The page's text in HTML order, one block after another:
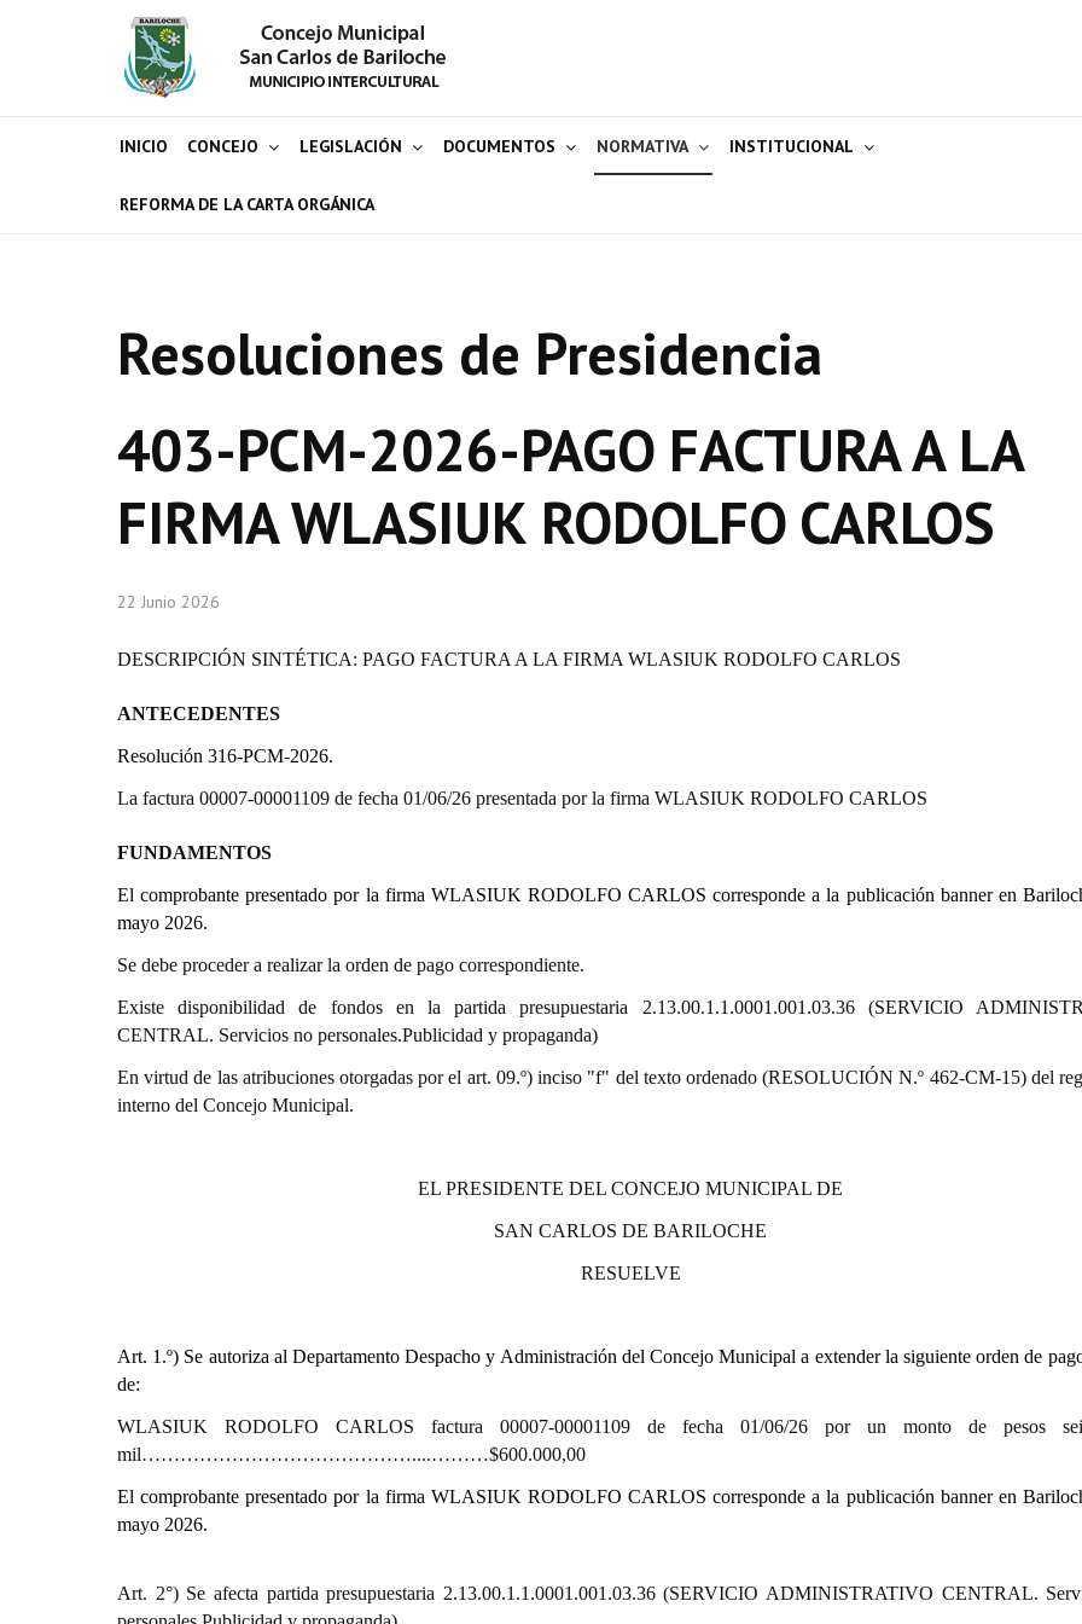
INICIO CONCEJO LEGISLACIÓN DOCUMENTOS NORMATIVA INSTITUCIONAL
REFORMA DE LA CARTA ORGÁNICA
Resoluciones de Presidencia
403-PCM-2026-PAGO FACTURA A LA
FIRMA WLASIUK RODOLFO CARLOS
22 Junio 2026
DESCRIPCIÓN SINTÉTICA: PAGO FACTURA A LA FIRMA WLASIUK RODOLFO CARLOS
ANTECEDENTES
Resolución 316-PCM-2026.
La factura 00007-00001109 de fecha 01/06/26 presentada por la firma WLASIUK RODOLFO CARLOS
FUNDAMENTOS
El comprobante presentado por la firma WLASIUK RODOLFO CARLOS corresponde a la publicación banner en
mayo 2026.
Se debe proceder a realizar la orden de pago correspondiente.
Existe disponibilidad de fondos en la partida presupuestaria 2.13.00.1.1.0001.001.03.36 (SERVICIO
CENTRAL. Servicios no personales.Publicidad y propaganda)
En virtud de las atribuciones otorgadas por el art. 09.º) inciso "f" del texto ordenado (RESOLUCIÓN N.º 462-CM-15) del
interno del Concejo Municipal.
EL PRESIDENTE DEL CONCEJO MUNICIPAL DE
SAN CARLOS DE BARILOCHE
RESUELVE
Art. 1.º) Se autoriza al Departamento Despacho y Administración del Concejo Municipal a extender la siguiente orden de
de:
WLASIUK RODOLFO CARLOS factura 00007-00001109 de fecha 01/06/26 por un monto de pesos
mil……………………………………....………$600.000,00
El comprobante presentado por la firma WLASIUK RODOLFO CARLOS corresponde a la publicación banner en
mayo 2026.
Art. 2°) Se afecta partida presupuestaria 2.13.00.1.1.0001.001.03.36 (SERVICIO ADMINISTRATIVO CENTRAL.